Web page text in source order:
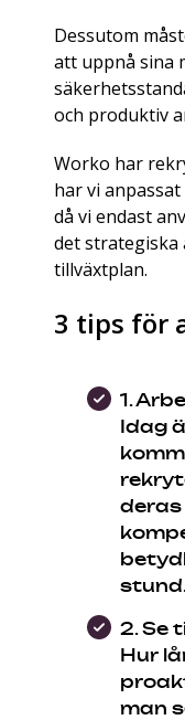
Dessutom
att uppnå sina
och produktiv
Worko har
har vi
då vi endast
det
tillväxtplan.
3 tips för
1.
Idag
deras
2. Se
Hur
man